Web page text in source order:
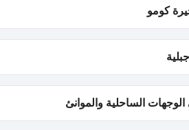
كومو
الساحلية والموانئ